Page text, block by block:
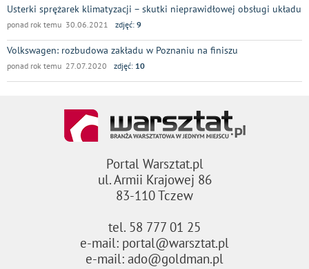
Usterki sprężarek klimatyzacji – skutki nieprawidłowej obsługi układu
ponad rok temu 30.06.2021 zdjęć: 9
Volkswagen: rozbudowa zakładu w Poznaniu na finiszu
ponad rok temu 27.07.2020 zdjęć: 10
Portal Warsztat.pl
ul. Armii Krajowej 86
83-110 Tczew
tel. 58 777 01 25
e-mail: portal@warsztat.pl
e-mail: ado@goldman.pl